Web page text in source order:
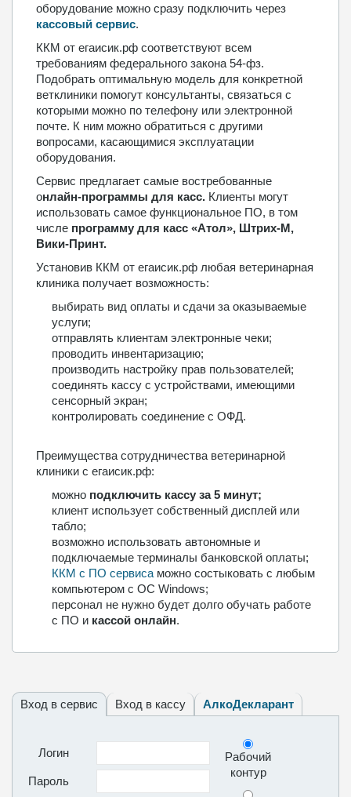
оборудование можно сразу подключить через
кассовый сервис.
ККМ от егаисик.рф соответствуют всем
требованиям федерального закона 54-фз.
Подобрать оптимальную модель для конкретной
ветклиники помогут консультанты, связаться с
которыми можно по телефону или электронной
почте. К ним можно обратиться с другими
вопросами, касающимися эксплуатации
оборудования.
Сервис предлагает самые востребованные
онлайн-программы для касс. Клиенты могут
использовать самое функциональное ПО, в том
числе программу для касс «Атол», Штрих-М,
Вики-Принт.
Установив ККМ от егаисик.рф любая ветеринарная
клиника получает возможность:
выбирать вид оплаты и сдачи за оказываемые
услуги;
отправлять клиентам электронные чеки;
проводить инвентаризацию;
производить настройку прав пользователей;
соединять кассу с устройствами, имеющими
сенсорный экран;
контролировать соединение с ОФД.
Преимущества сотрудничества ветеринарной
клиники с егаисик.рф:
можно подключить кассу за 5 минут;
клиент использует собственный дисплей или
табло;
возможно использовать автономные и
подключаемые терминалы банковской оплаты;
ККМ с ПО сервиса можно состыковать с любым
компьютером с ОС Windows;
персонал не нужно будет долго обучать работе
с ПО и кассой онлайн.
Вход в сервис Вход в кассу АлкоДекларант
Логин
Пароль
Рабочий
контур